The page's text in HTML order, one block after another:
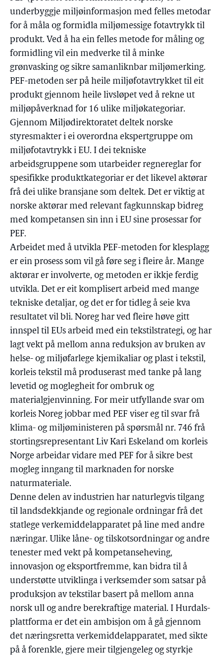
underbyggje miljøinformasjon med felles metodar
for å måla og formidla miljømessige fotavtrykk til
produkt. Ved å ha ein felles metode for måling og
formidling vil ein medverke til å minke
grønvasking og sikre samanliknbar miljømerking.
PEF-metoden ser på heile miljøfotavtrykket til eit
produkt gjennom heile livsløpet ved å rekne ut
miljøpåverknad for 16 ulike miljøkategoriar.
Gjennom Miljødirektoratet deltek norske
styresmakter i ei overordna ekspertgruppe om
miljøfotavtrykk i EU. I dei tekniske
arbeidsgruppene som utarbeider regnereglar for
spesifikke produktkategoriar er det likevel aktørar
frå dei ulike bransjane som deltek. Det er viktig at
norske aktørar med relevant fagkunnskap bidreg
med kompetansen sin inn i EU sine prosessar for
PEF.
Arbeidet med å utvikla PEF-metoden for klesplagg
er ein prosess som vil gå føre seg i fleire år. Mange
aktørar er involverte, og metoden er ikkje ferdig
utvikla. Det er eit komplisert arbeid med mange
tekniske detaljar, og det er for tidleg å seie kva
resultatet vil bli. Noreg har ved fleire høve gitt
innspel til EUs arbeid med ein tekstilstrategi, og har
lagt vekt på mellom anna reduksjon av bruken av
helse- og miljøfarlege kjemikaliar og plast i tekstil,
korleis tekstil må produserast med tanke på lang
levetid og moglegheit for ombruk og
materialgjenvinning. For meir utfyllande svar om
korleis Noreg jobbar med PEF viser eg til svar frå
klima- og miljøministeren på spørsmål nr. 746 frå
stortingsrepresentant Liv Kari Eskeland om korleis
Norge arbeidar vidare med PEF for å sikre best
mogleg inngang til marknaden for norske
naturmateriale.
Denne delen av industrien har naturlegvis tilgang
til landsdekkjande og regionale ordningar frå det
statlege verkemiddelapparatet på line med andre
næringar. Ulike låne- og tilskotsordningar og andre
tenester med vekt på kompetanseheving,
innovasjon og eksportfremme, kan bidra til å
understøtte utviklinga i verksemder som satsar på
produksjon av tekstilar basert på mellom anna
norsk ull og andre berekraftige material. I Hurdals-
plattforma er det ein ambisjon om å gå gjennom
det næringsretta verkemiddelapparatet, med sikte
på å forenkle, gjere meir tilgjengeleg og styrkje